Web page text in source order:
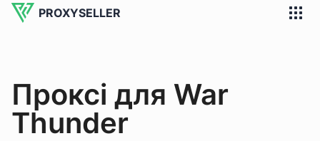
PROXYSELLER
Проксі для War
Thunder